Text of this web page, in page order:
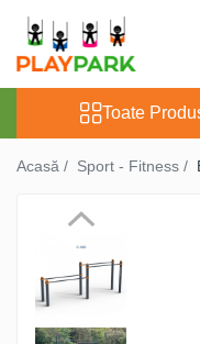
Toate Produsele
Complexe de
MultiPlay
ROBINIA
Toate
Acasă / Sport - Fitness /